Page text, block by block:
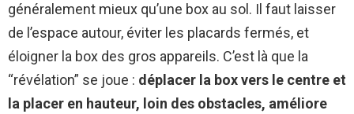
généralement mieux qu’une box au sol. Il faut laisser
de l’espace autour, éviter les placards fermés, et
éloigner la box des gros appareils. C’est là que la
“révélation” se joue : déplacer la box vers le centre et
la placer en hauteur, loin des obstacles, améliore